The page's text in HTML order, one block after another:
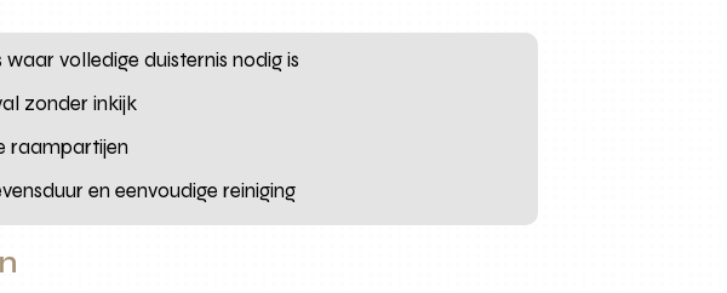
volledige duisternis nodig is
zonder inkijk
raampartijen
en eenvoudige reiniging